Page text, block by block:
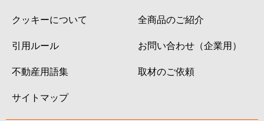
クッキーについて
引用ルール
不動産用語集
サイトマップ
全商品のご紹介
お問い合わせ（企業用）
取材のご依頼